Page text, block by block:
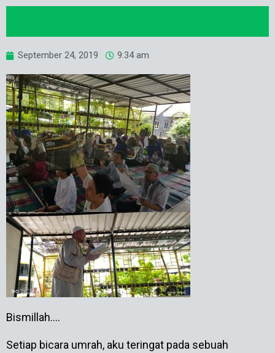
September 24, 2019 9:34 am
Bismillah….
Setiap bicara umrah, aku teringat pada sebuah